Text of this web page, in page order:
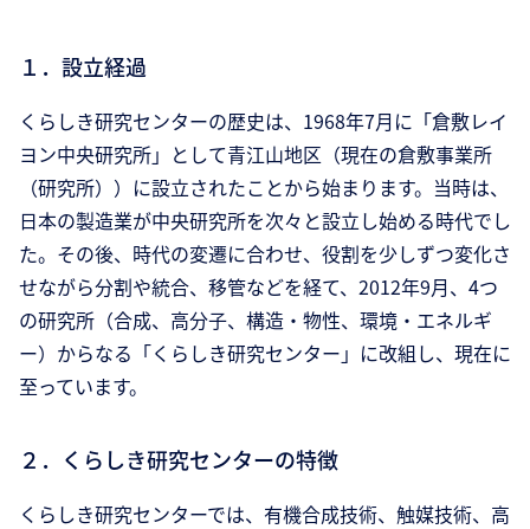
１．設立経過
くらしき研究センターの歴史は、1968年7月に「倉敷レイ
ヨン中央研究所」として青江山地区（現在の倉敷事業所
（研究所））に設立されたことから始まります。当時は、
日本の製造業が中央研究所を次々と設立し始める時代でし
た。その後、時代の変遷に合わせ、役割を少しずつ変化さ
せながら分割や統合、移管などを経て、2012年9月、4つ
の研究所（合成、高分子、構造・物性、環境・エネルギ
ー）からなる「くらしき研究センター」に改組し、現在に
至っています。
２．くらしき研究センターの特徴
くらしき研究センターでは、有機合成技術、触媒技術、高